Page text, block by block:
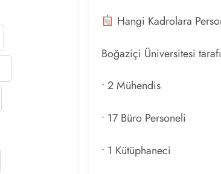
Hangi Kadrolara
Boğaziçi Üniversitesi
• 2 Mühendis
• 17 Büro Personeli
• 1 Kütüphaneci